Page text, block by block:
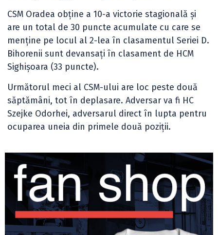
CSM Oradea obține a 10-a victorie stagională și
are un total de 30 puncte acumulate cu care se
menține pe locul al 2-lea în clasamentul Seriei D.
Bihorenii sunt devansați în clasament de HCM
Sighișoara (33 puncte).
Următorul meci al CSM-ului are loc peste două
săptămâni, tot în deplasare. Adversar va fi HC
Szejke Odorhei, adversarul direct în lupta pentru
ocuparea uneia din primele două poziții.